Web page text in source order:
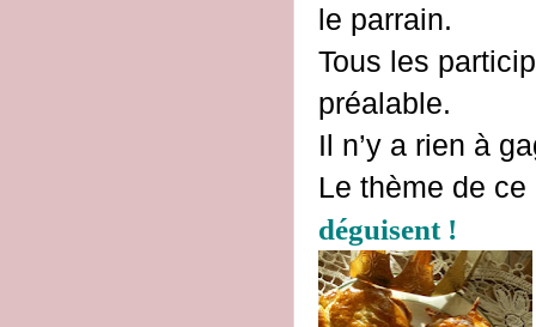
le parrain.
Tous les
préalable.
Il n’y a rien à
Le thème de
déguisent !